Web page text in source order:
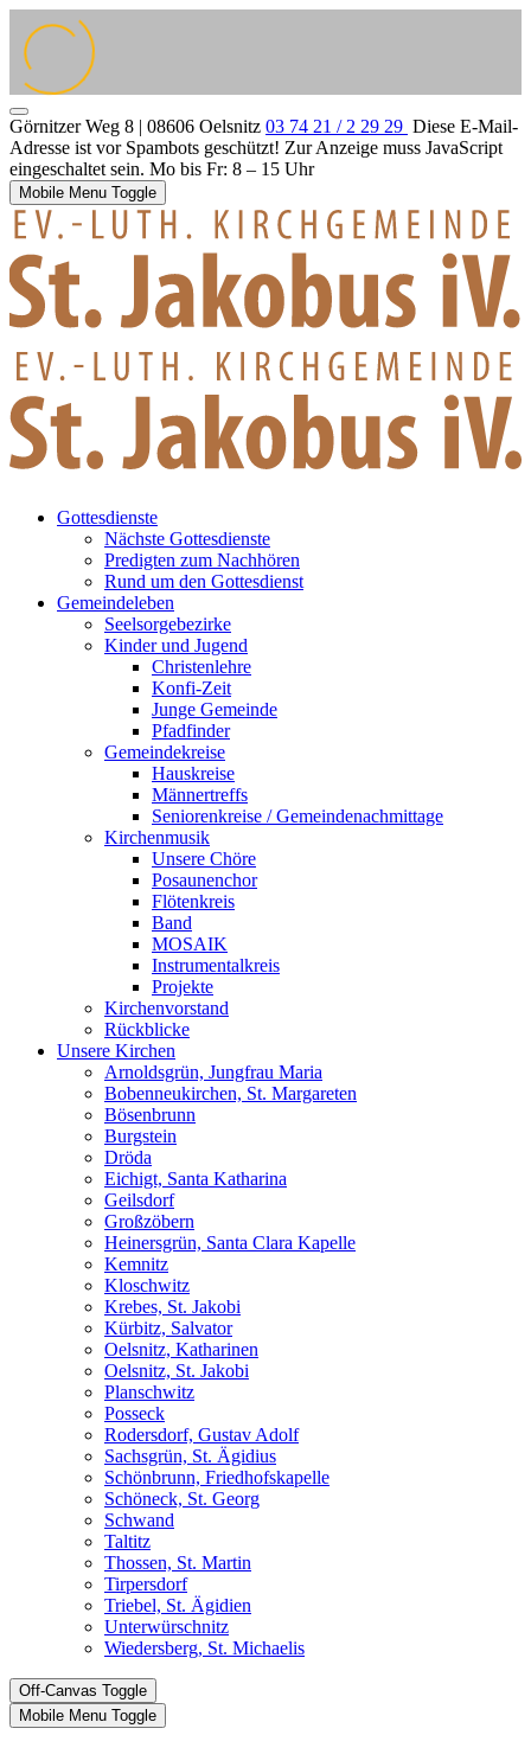
Görnitzer Weg 8 | 08606 Oelsnitz 03 74 21 / 2 29 29 Diese E-Mail-
Adresse ist vor Spambots geschützt! Zur Anzeige muss JavaScript
eingeschaltet sein. Mo bis Fr: 8 – 15 Uhr
Mobile Menu Toggle
Gottesdienste
Nächste Gottesdienste
Predigten zum Nachhören
Rund um den Gottesdienst
Gemeindeleben
Seelsorgebezirke
Kinder und Jugend
Christenlehre
Konfi-Zeit
Junge Gemeinde
Pfadfinder
Gemeindekreise
Hauskreise
Männertreffs
Seniorenkreise / Gemeindenachmittage
Kirchenmusik
Unsere Chöre
Posaunenchor
Flötenkreis
Band
MOSAIK
Instrumentalkreis
Projekte
Kirchenvorstand
Rückblicke
Unsere Kirchen
Arnoldsgrün, Jungfrau Maria
Bobenneukirchen, St. Margareten
Bösenbrunn
Burgstein
Dröda
Eichigt, Santa Katharina
Geilsdorf
Großzöbern
Heinersgrün, Santa Clara Kapelle
Kemnitz
Kloschwitz
Krebes, St. Jakobi
Kürbitz, Salvator
Oelsnitz, Katharinen
Oelsnitz, St. Jakobi
Planschwitz
Posseck
Rodersdorf, Gustav Adolf
Sachsgrün, St. Ägidius
Schönbrunn, Friedhofskapelle
Schöneck, St. Georg
Schwand
Taltitz
Thossen, St. Martin
Tirpersdorf
Triebel, St. Ägidien
Unterwürschnitz
Wiedersberg, St. Michaelis
Off-Canvas Toggle
Mobile Menu Toggle